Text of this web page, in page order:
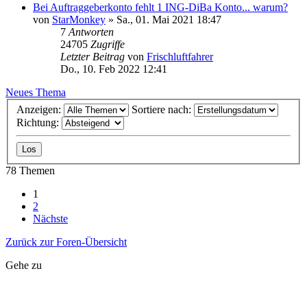
Bei Auftraggeberkonto fehlt 1 ING-DiBa Konto... warum?
von StarMonkey » Sa., 01. Mai 2021 18:47
7 Antworten
24705 Zugriffe
Letzter Beitrag von Frischluftfahrer
Do., 10. Feb 2022 12:41
Neues Thema
Anzeigen:
Sortiere nach:
Richtung:
78 Themen
1
2
Nächste
Zurück zur Foren-Übersicht
Gehe zu